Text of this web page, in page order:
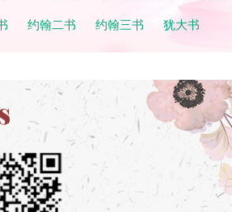
约翰二书 约翰三书
犹大书